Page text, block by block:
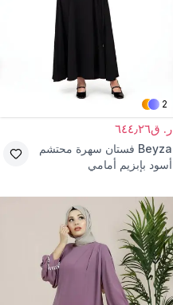
2
ر. ق٦٤٤٫٢٦
Beyza فستان سهرة محتشم
أسود بإبزيم أمامي